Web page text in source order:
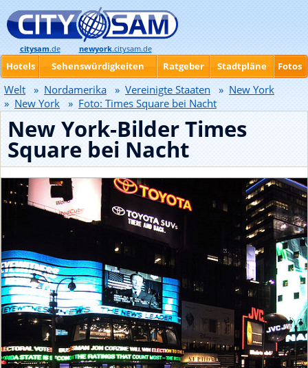
New York-Bilder Times
Square bei Nacht
citysam.de newyork.citysam.de
Hotels Sehenswürdigkeiten Ratgeber Stadtpläne Fotos
Welt » Nordamerika » Vereinigte Staaten » New York
» New York » Foto: Times Square bei Nacht